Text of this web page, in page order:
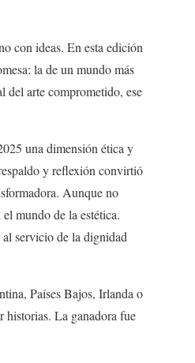
con ideas. En esta edición
la de un mundo más
arte comprometido, ese
una dimensión ética y
y reflexión convirtió
Aunque no
mundo de la estética.
servicio de la dignidad
Países Bajos, Irlanda o
historias. La ganadora fue